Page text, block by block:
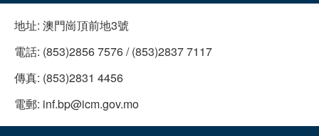
地址: 澳門崗頂前地3號
電話: (853)2856 7576 / (853)2837 7117
傳真: (853)2831 4456
電郵: inf.bp@icm.gov.mo